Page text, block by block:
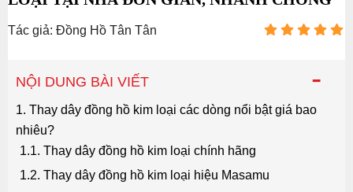
Tác giả: Đồng Hồ Tân Tân
-
NỘI DUNG BÀI VIẾT
1. Thay dây đồng hồ kim loại các dòng nổi bật giá bao
nhiêu?
1.1. Thay dây đồng hồ kim loại chính hãng
1.2. Thay dây đồng hồ kim loại hiệu Masamu